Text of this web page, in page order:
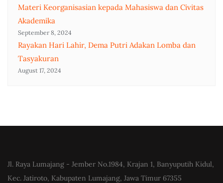
Materi Keorganisasian kepada Mahasiswa dan Civitas
Akademika
September 8, 2024
Rayakan Hari Lahir, Dema Putri Adakan Lomba dan
Tasyakuran
August 17, 2024
Jl. Raya Lumajang - Jember No.1984, Krajan 1, Banyuputih Kidul,
Kec. Jatiroto, Kabupaten Lumajang, Jawa Timur 67355